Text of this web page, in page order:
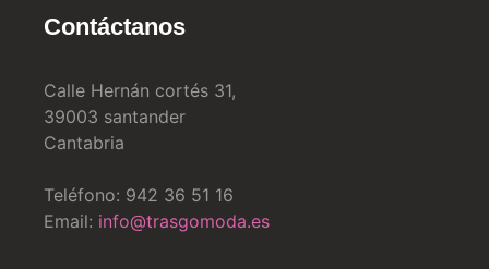
Contáctanos
Calle Hernán cortés 31,
39003 santander
Cantabria
Teléfono: 942 36 51 16
Email: info@trasgomoda.es